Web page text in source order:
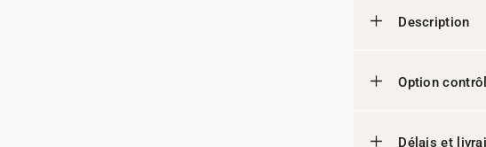
Description
Option
Délais et